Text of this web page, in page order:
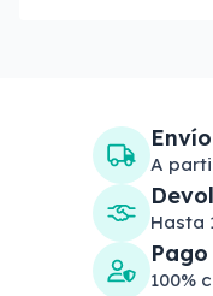
A
Hasta
100%